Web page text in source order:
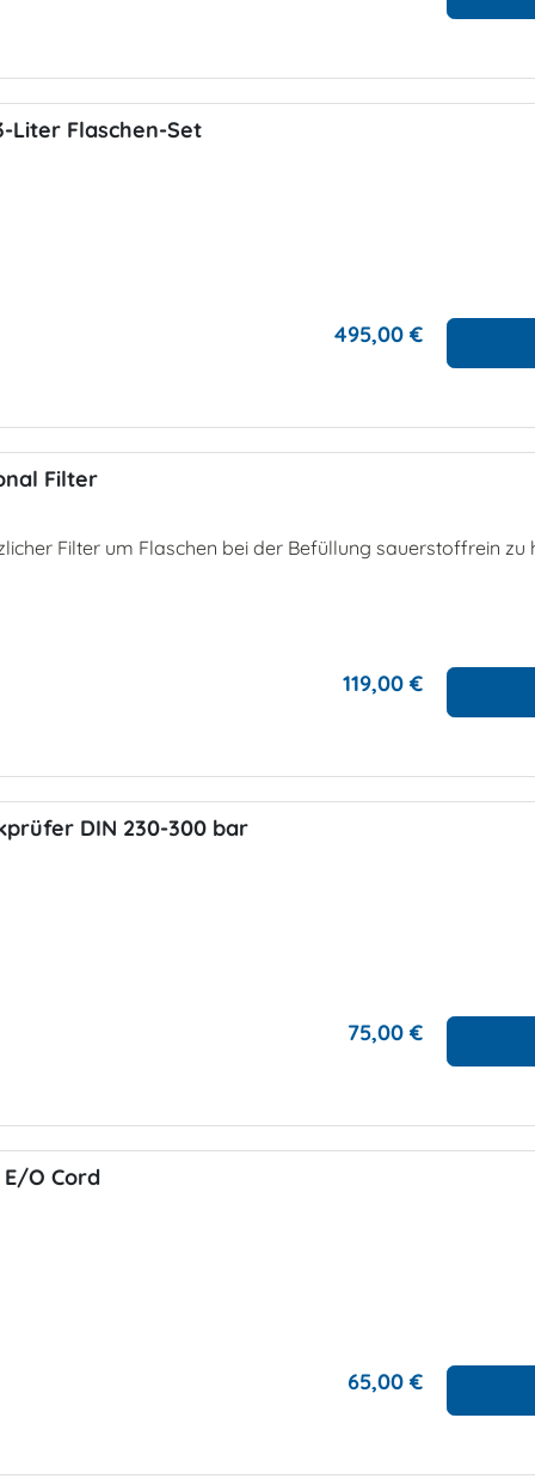
Liter Flaschen-Set
495,00 €
Filter
Filter um Flaschen bei der Befüllung sauerstoffrein zu
119,00 €
DIN 230-300 bar
75,00 €
E/O Cord
65,00 €